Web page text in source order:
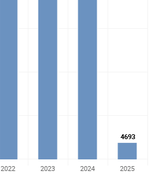
4693
4693
2022 2023 2024 2025